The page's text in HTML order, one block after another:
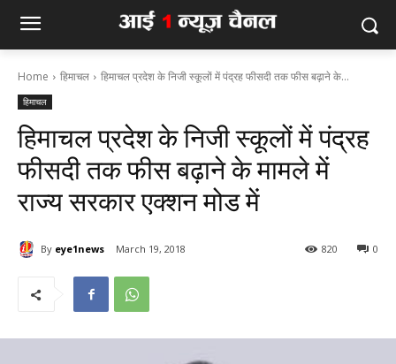
Home हिमाचल हिमाचल प्रदेश के निजी स्कूलों में पंद्रह फीसदी तक फीस बढ़ाने के...
हिमाचल
हिमाचल प्रदेश के निजी स्कूलों में पंद्रह
फीसदी तक फीस बढ़ाने के मामले में
राज्य सरकार एक्शन मोड में
By eye1news March 19, 2018 0
820